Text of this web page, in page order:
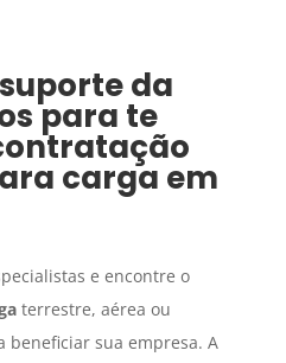
da
para te
carga em
e encontre o
terrestre, aérea ou
beneficiar sua empresa. A